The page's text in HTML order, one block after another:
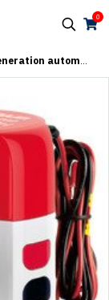
0
bilge pump 1100 (AUTO)